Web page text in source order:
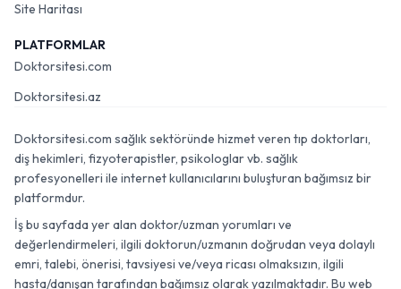
Site Haritası
PLATFORMLAR
Doktorsitesi.com
Doktorsitesi.az
Doktorsitesi.com sağlık sektöründe hizmet veren tıp doktorları,
diş hekimleri, fizyoterapistler, psikologlar vb. sağlık
profesyonelleri ile internet kullanıcılarını buluşturan bağımsız bir
platformdur.
İş bu sayfada yer alan doktor/uzman yorumları ve
değerlendirmeleri, ilgili doktorun/uzmanın doğrudan veya dolaylı
emri, talebi, önerisi, tavsiyesi ve/veya ricası olmaksızın, ilgili
hasta/danışan tarafından bağımsız olarak yazılmaktadır. Bu web